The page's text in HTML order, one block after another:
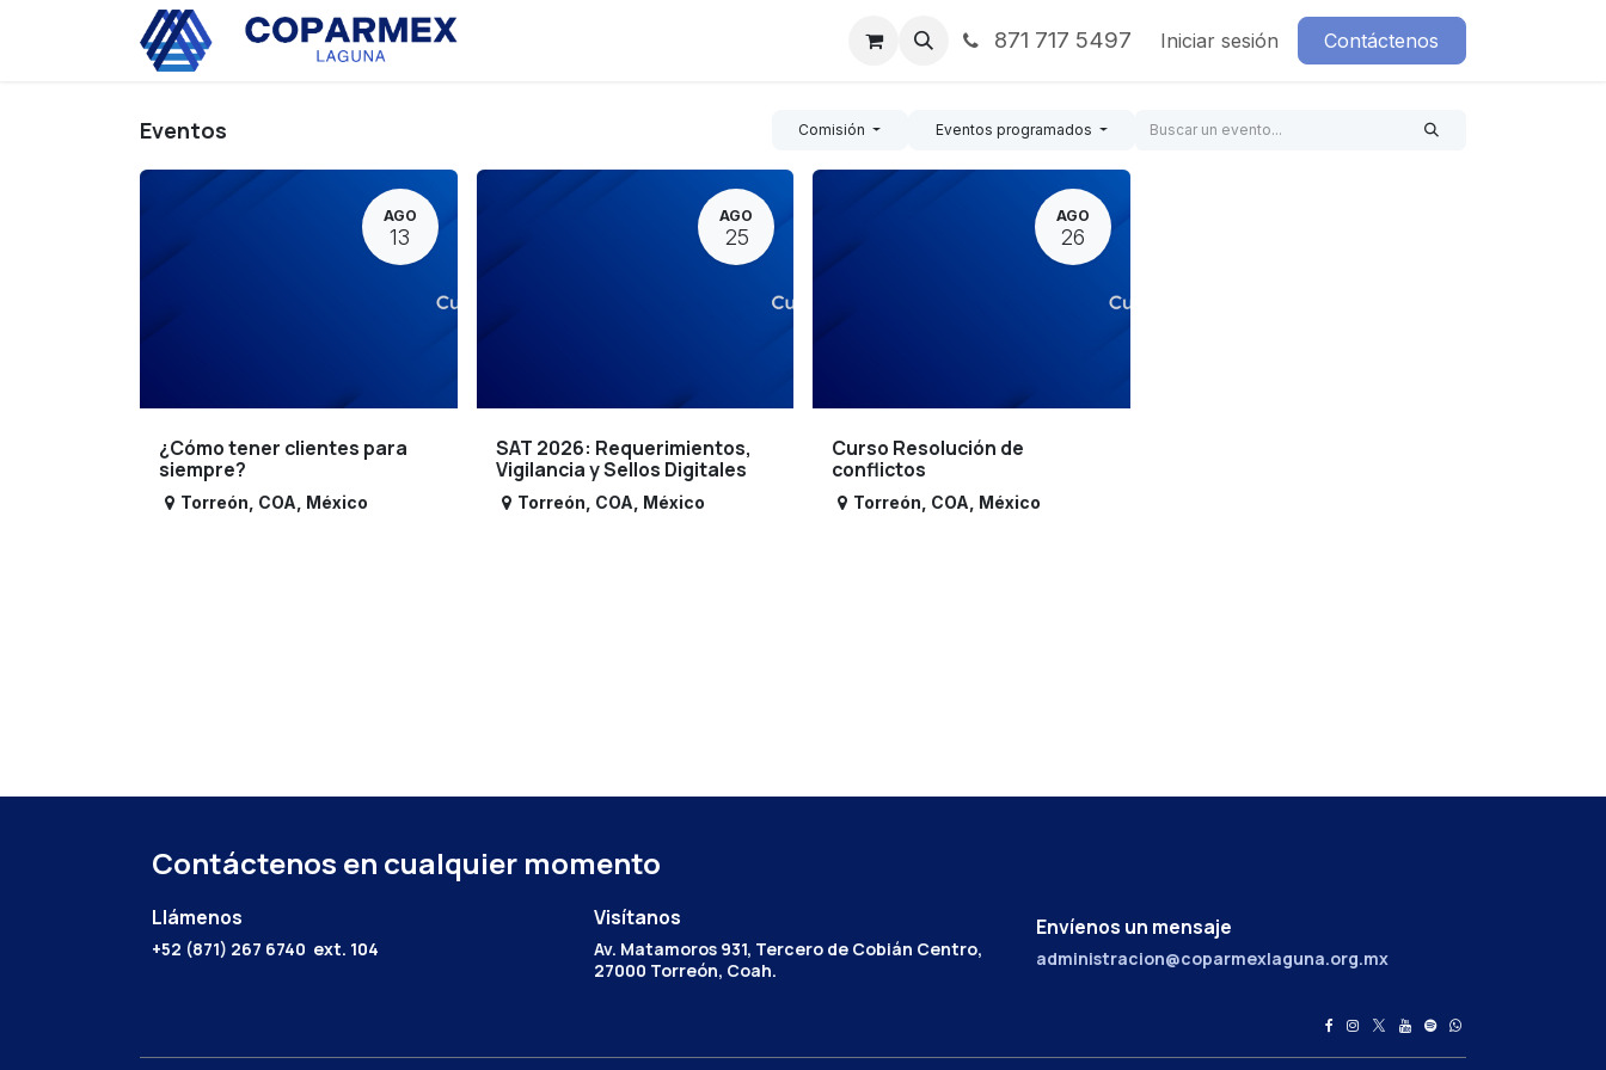
Noticias Contáctenos871 717 5497 Iniciar sesión Contáctenos
Eventos Comisión Eventos programados
AGO
13
¿Cómo tener clientes para
siempre?
Torreón COA México
AGO
25
SAT 2026: Requerimientos,
Vigilancia y Sellos Digitales
Torreón COA México
AGO
26
Curso Resolución de
conflictos
Torreón COA México
Contáctenos en cualquier momento
Llámenos
+52 (871) 267 6740 ext. 104
Envíenos un mensaje
administracion@coparmexlaguna.org.mx
Visítanos
Av. Matamoros 931, Tercero de Cobián Centro,
27000 Torreón, Coah.